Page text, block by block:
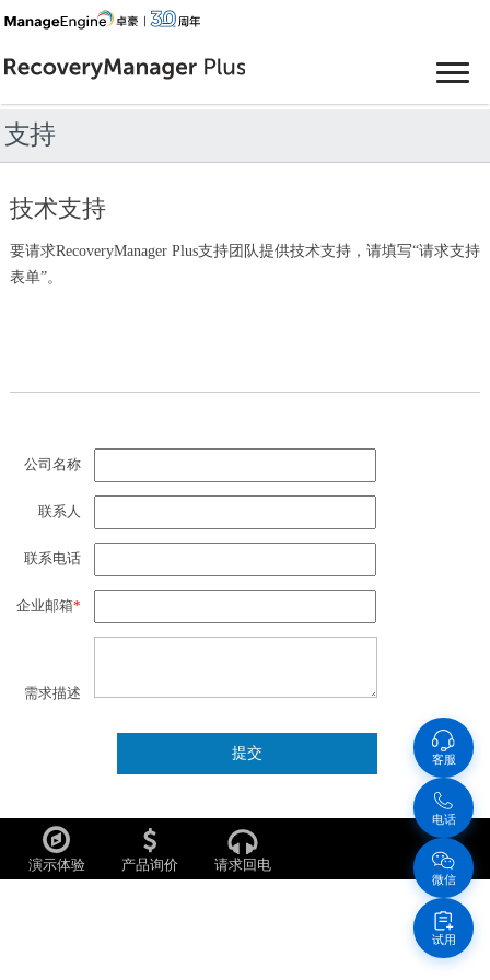
支持
技术支持
要请求RecoveryManager Plus支持团队提供技术支持，请填写“请求支持
表单”。
公司名称
联系人
联系电话
企业邮箱*
需求描述
演示体验 产品询价 请求回电
客服
电话
微信
试用